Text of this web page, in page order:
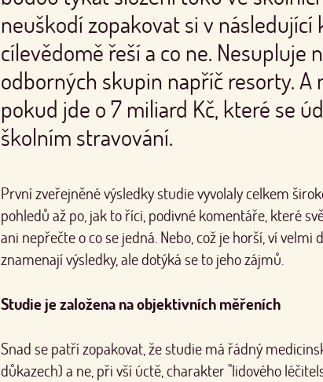
neuškodí zopakovat si v následující
cílevědomě řeší a co ne. Nesupluje
odborných skupin napříč resorty. A
pokud jde o 7 miliard Kč, které se
školním stravování.
První zveřejněné výsledky studie vyvolaly celkem
pohledů až po, jak to říci, podivné komentáře, které
ani nepřečte o co se jedná. Nebo, což je horší, ví velmi
znamenají výsledky, ale dotýká se to jeho zájmů.
Studie je založena na objektivních měřeních
Snad se patří zopakovat, že studie má řádný
důkazech) a ne, při vší úctě, charakter "lidového